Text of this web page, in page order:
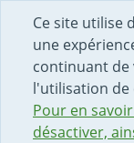
Ce site utilise
une
continuant de
l'utilisation de
Pour en
désactiver,
DÉBUT DU
ACCÈS AU
PAGE
FORMULAIRE